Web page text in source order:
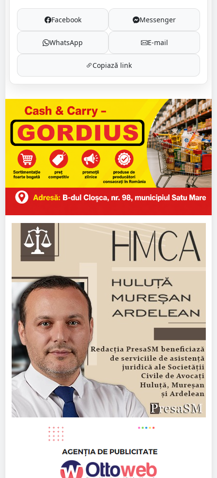
Facebook Messenger
WhatsApp E-mail
Copiază link